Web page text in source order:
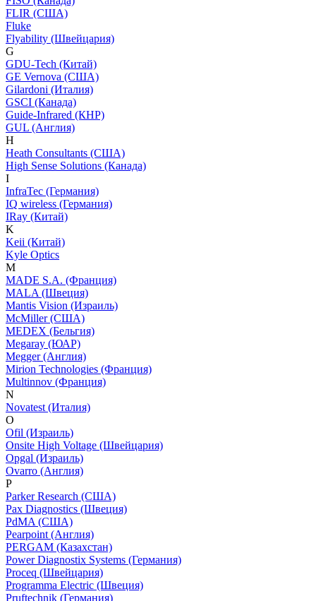
FLIR (США)
Fluke
Flyability (Швейцария)
G
GDU-Tech (Китай)
GE Vernova (США)
Gilardoni (Италия)
GSCI (Канада)
Guide-Infrared (КНР)
GUL (Англия)
H
Heath Consultants (США)
High Sense Solutions (Канада)
I
InfraTec (Германия)
IQ wireless (Германия)
IRay (Китай)
K
Keii (Китай)
Kyle Optics
M
MADE S.A. (Франция)
MALA (Швеция)
Mantis Vision (Израиль)
McMiller (США)
MEDEX (Бельгия)
Megaray (ЮАР)
Megger (Англия)
Mirion Technologies (Франция)
Multinnov (Франция)
N
Novatest (Италия)
O
Ofil (Израиль)
Onsite High Voltage (Швейцария)
Opgal (Израиль)
Ovarro (Англия)
P
Parker Research (США)
Pax Diagnostics (Швеция)
PdMA (США)
Pearpoint (Англия)
PERGAM (Казахстан)
Power Diagnostix Systems (Германия)
Proceq (Швейцария)
Programma Electric (Швеция)
Pruftechnik (Германия)